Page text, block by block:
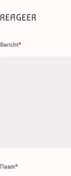
REAGEER
Bericht*
Naam*